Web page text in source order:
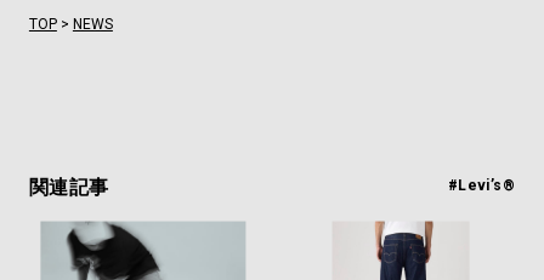
TOP> NEWS
関連記事 #Levi’s®︎